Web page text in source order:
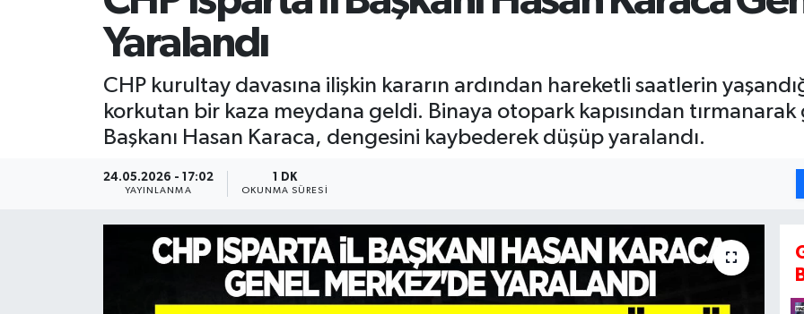
Yaralandı
CHP kurultay davasına ilişkin kararın ardından hareketli saatlerin
korkutan bir kaza meydana geldi. Binaya otopark kapısından tırmanarak
Başkanı Hasan Karaca, dengesini kaybederek düşüp yaralandı.
24.05.2026 - 17:02
YAYINLANMA
1 DK
OKUNMA SÜRESI
BİLİM VE TEKNOLOJİ
HABERDE İNSAN
Süper Lig Puan Durumu ve Fikstür
Tüm Manşetler
Son Dakika Haberleri
Haber Arşivi